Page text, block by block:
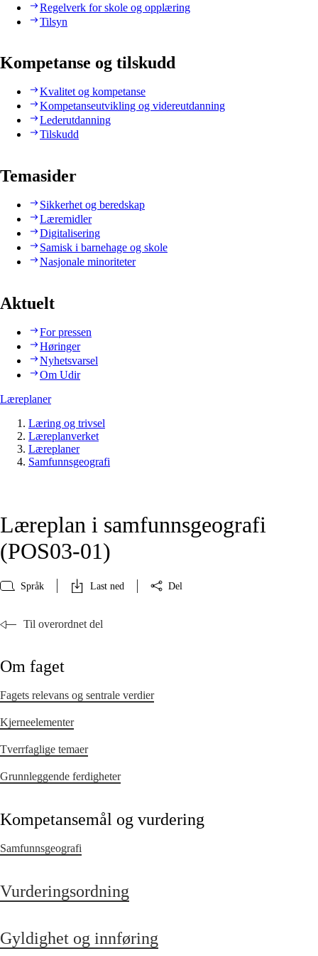
Regelverk for skole og opplæring
Tilsyn
Kompetanse og tilskudd
Kvalitet og kompetanse
Kompetanseutvikling og videreutdanning
Lederutdanning
Tilskudd
Temasider
Sikkerhet og beredskap
Læremidler
Digitalisering
Samisk i barnehage og skole
Nasjonale minoriteter
Aktuelt
For pressen
Høringer
Nyhetsvarsel
Om Udir
Læreplaner
Læring og trivsel
Læreplanverket
Læreplaner
Samfunnsgeografi
Læreplan i samfunnsgeografi
(POS03‑01)
Språk Last ned Del
Til overordnet del
Om faget
Fagets relevans og sentrale verdier
Kjerneelementer
Tverrfaglige temaer
Grunnleggende ferdigheter
Kompetansemål og vurdering
Samfunnsgeografi
Vurderingsordning
Gyldighet og innføring